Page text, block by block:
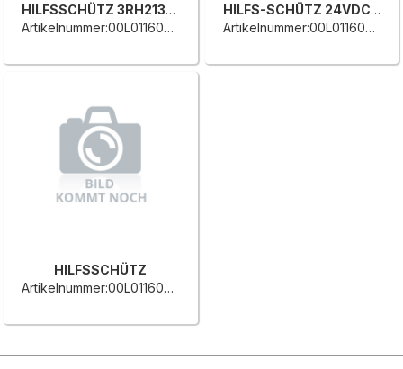
HILFSSCHÜTZ 3RH2131-2BB40
Artikelnummer:00L0116056H
HILFS-SCHÜTZ 24VDC 3RH2122
Artikelnummer:00L0116055F
HILFSSCHÜTZ
Artikelnummer:00L0116057A